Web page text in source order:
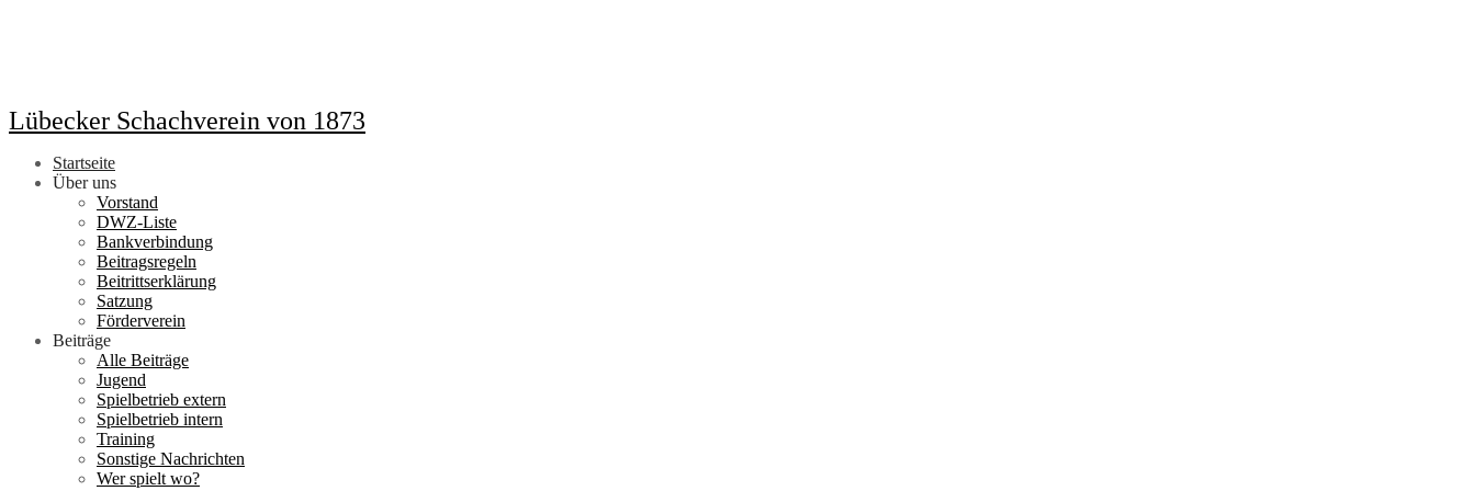
Lübecker Schachverein von 1873
Startseite
Über uns
Vorstand
DWZ-Liste
Bankverbindung
Beitragsregeln
Beitrittserklärung
Satzung
Förderverein
Beiträge
Alle Beiträge
Jugend
Spielbetrieb extern
Spielbetrieb intern
Training
Sonstige Nachrichten
Wer spielt wo?